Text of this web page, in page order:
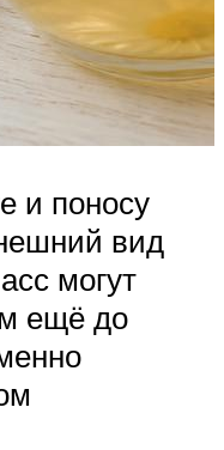
и поносу
вид
могут
ещё до